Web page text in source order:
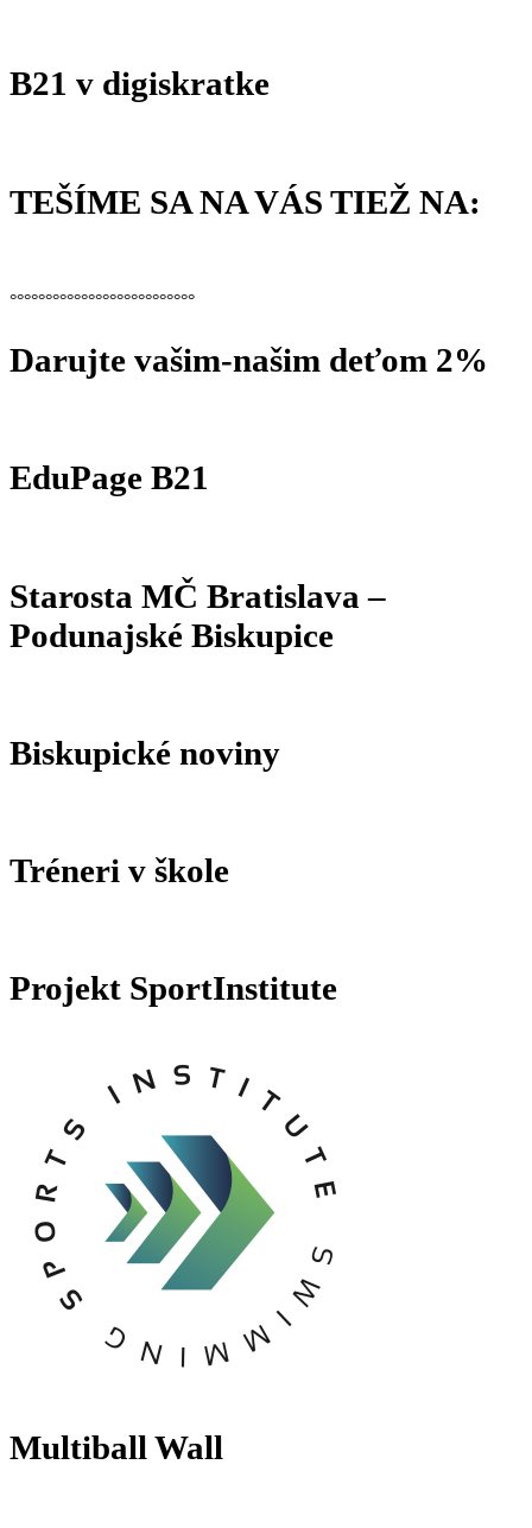
B21 v digiskratke
TEŠÍME SA NA VÁS TIEŽ NA:
°°°°°°°°°°°°°°°°°°°°°°°°°°
Darujte vašim-našim deťom 2%
EduPage B21
Starosta MČ Bratislava –
Podunajské Biskupice
Biskupické noviny
Tréneri v škole
Projekt SportInstitute
Multiball Wall